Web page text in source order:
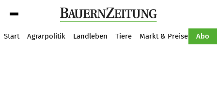
Start Agrarpolitik Landleben Tiere Markt & Preise Abo